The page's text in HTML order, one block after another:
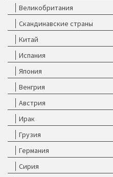
Великобритания
Скандинавские страны
Китай
Испания
Япония
Венгрия
Австрия
Ирак
Грузия
Германия
Сирия